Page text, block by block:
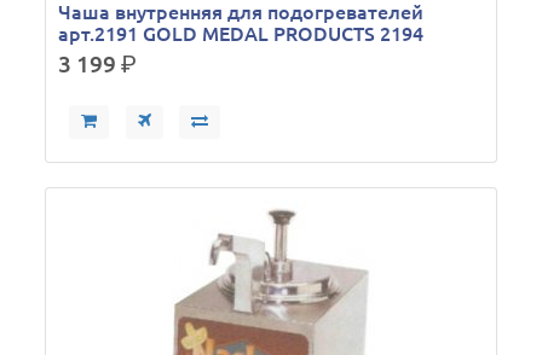
Чаша внутренняя для подогревателей
арт.2191 GOLD MEDAL PRODUCTS 2194
3 199р.